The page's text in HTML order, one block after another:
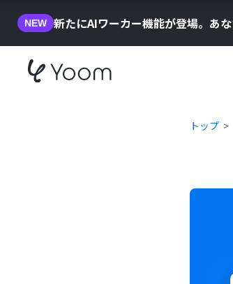
NEW 新たにAIワーカー機能が登場。あ
トップ